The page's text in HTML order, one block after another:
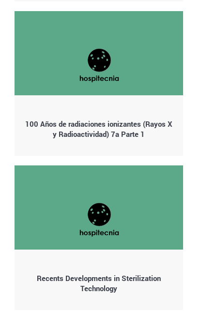
100 Años de radiaciones ionizantes (Rayos X
y Radioactividad) 7a Parte 1
Recents Developments in Sterilization
Technology